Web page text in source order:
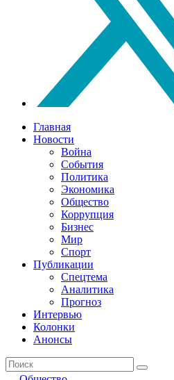
Главная
Новости
Война
События
Политика
Экономика
Общество
Коррупция
Бизнес
Мир
Спорт
Публикации
Спецтема
Аналитика
Прогноз
Интервью
Колонки
Анонсы